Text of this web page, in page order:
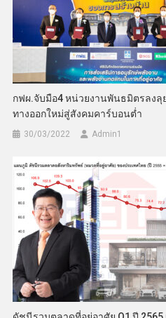
กฟผ.จับมือ4 หน่วยงานพันธมิตรลงลุ
ทางออกใหม่สู่สังคมคาร์บอนต่ำ
30/03/2022 Admin​1